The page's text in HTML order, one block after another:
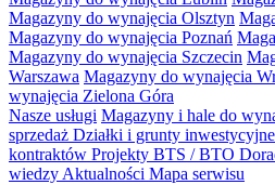
Magazyny do wynajęcia Olsztyn
Magazyny do wynajęcia Poznań
Magazyny do wynajęcia Szczecin
Warszawa Magazyny do wynajęcia
wynajęcia Zielona Góra
Nasze usługi Magazyny i hale do
sprzedaż Działki i grunty inwestycyjne
kontraktów Projekty BTS / BTO
wiedzy Aktualności Mapa serwisu